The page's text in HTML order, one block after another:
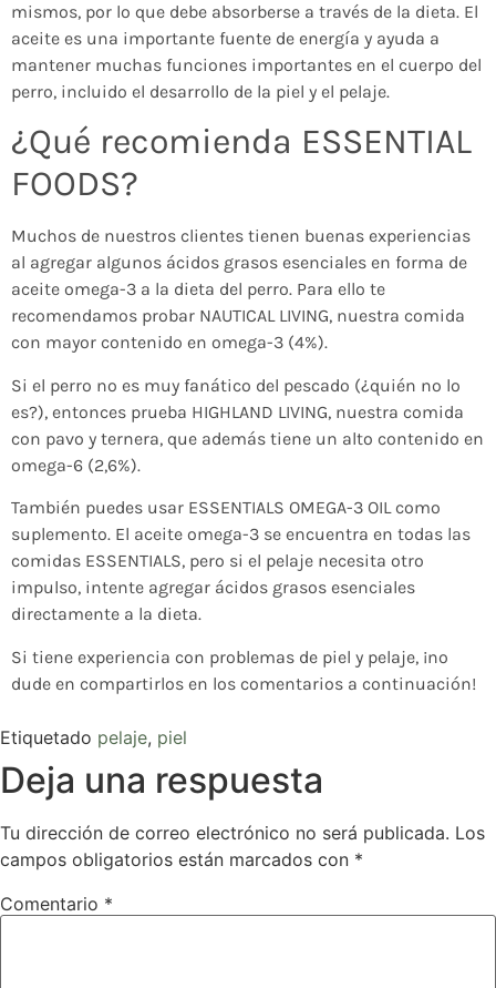
mismos, por lo que debe absorberse a través de la dieta. El
aceite es una importante fuente de energía y ayuda a
mantener muchas funciones importantes en el cuerpo del
perro, incluido el desarrollo de la piel y el pelaje.
¿Qué recomienda ESSENTIAL
FOODS?
Muchos de nuestros clientes tienen buenas experiencias
al agregar algunos ácidos grasos esenciales en forma de
aceite omega-3 a la dieta del perro. Para ello te
recomendamos probar NAUTICAL LIVING, nuestra comida
con mayor contenido en omega-3 (4%).
Si el perro no es muy fanático del pescado (¿quién no lo
es?), entonces prueba HIGHLAND LIVING, nuestra comida
con pavo y ternera, que además tiene un alto contenido en
omega-6 (2,6%).
También puedes usar ESSENTIALS OMEGA-3 OIL como
suplemento. El aceite omega-3 se encuentra en todas las
comidas ESSENTIALS, pero si el pelaje necesita otro
impulso, intente agregar ácidos grasos esenciales
directamente a la dieta.
Si tiene experiencia con problemas de piel y pelaje, ¡no
dude en compartirlos en los comentarios a continuación!
Etiquetado pelaje, piel
Deja una respuesta
Tu dirección de correo electrónico no será publicada. Los
campos obligatorios están marcados con *
Comentario *